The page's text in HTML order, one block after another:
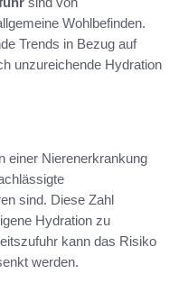
Wohlbefinden.
Trends in Bezug auf
unzureichende Hydration
einer Nierenerkrankung
sind. Diese Zahl
Hydration zu
kann das Risiko
werden.